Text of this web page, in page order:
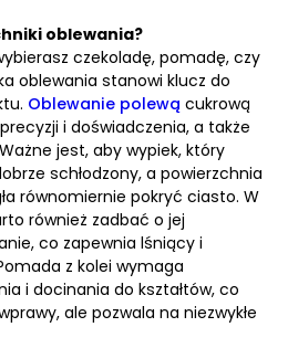
oblewania?
czekoladę, pomadę, czy
oblewania stanowi klucz do
Oblewanie polewą cukrową
i doświadczenia, a także
jest, aby wypiek, który
schłodzony, a powierzchnia
równomiernie pokryć ciasto. W
również zadbać o jej
co zapewnia lśniący i
z kolei wymaga
i docinania do kształtów, co
ale pozwala na niezwykłe